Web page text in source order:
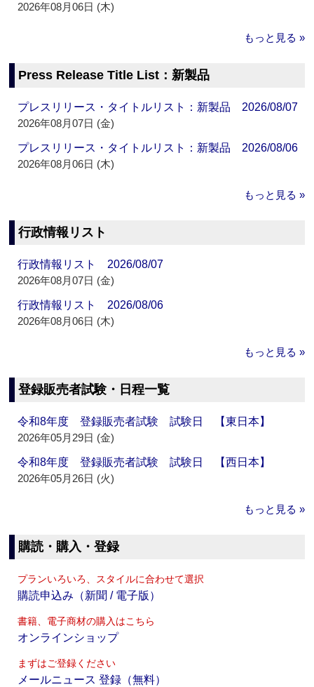
2026年08月06日 (木)
もっと見る »
Press Release Title List：新製品
プレスリリース・タイトルリスト：新製品 2026/08/07
2026年08月07日 (金)
プレスリリース・タイトルリスト：新製品 2026/08/06
2026年08月06日 (木)
もっと見る »
行政情報リスト
行政情報リスト 2026/08/07
2026年08月07日 (金)
行政情報リスト 2026/08/06
2026年08月06日 (木)
もっと見る »
登録販売者試験・日程一覧
令和8年度 登録販売者試験 試験日 【東日本】
2026年05月29日 (金)
令和8年度 登録販売者試験 試験日 【西日本】
2026年05月26日 (火)
もっと見る »
購読・購入・登録
プランいろいろ、スタイルに合わせて選択
購読申込み（新聞 / 電子版）
書籍、電子商材の購入はこちら
オンラインショップ
まずはご登録ください
メールニュース 登録（無料）